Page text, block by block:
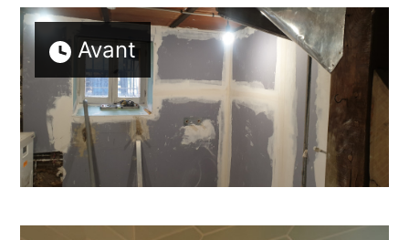
Accueil
Réalisations
Avant